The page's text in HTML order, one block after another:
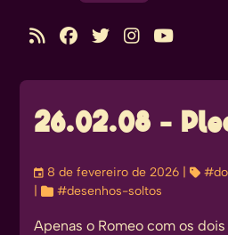
    
26.02.08 -
󰃭 8 de fevereiro de 2026 | 
| #desenhos-soltos
Apenas o Romeo com os